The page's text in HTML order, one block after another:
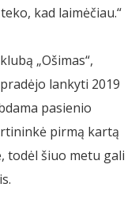
kad laimėčiau.“
„Ošimas“,
lankyti 2019
pasienio
pirmą kartą
todėl šiuo metu gali